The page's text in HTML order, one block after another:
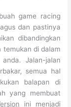
game racing
dan pastinya
dibandingkan
temukan di dalam
Jalan-jalan
semua hal
balapan di
yang membuat
ini menjadi